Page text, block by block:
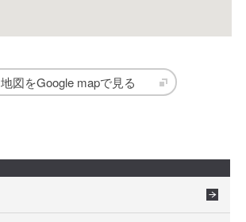
地図をGoogle mapで見る